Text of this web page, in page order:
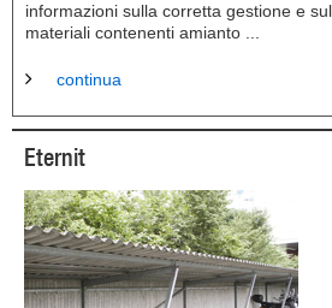
informazioni sulla corretta gestione e
materiali contenenti amianto ...
continua
Eternit